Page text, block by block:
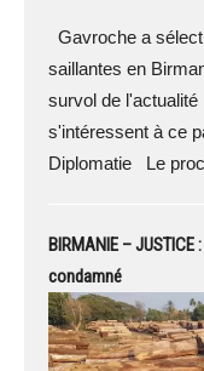
Gavroche a
saillantes en
survol de
s'intéressent à ce
Diplomatie Le
BIRMANIE –
condamné